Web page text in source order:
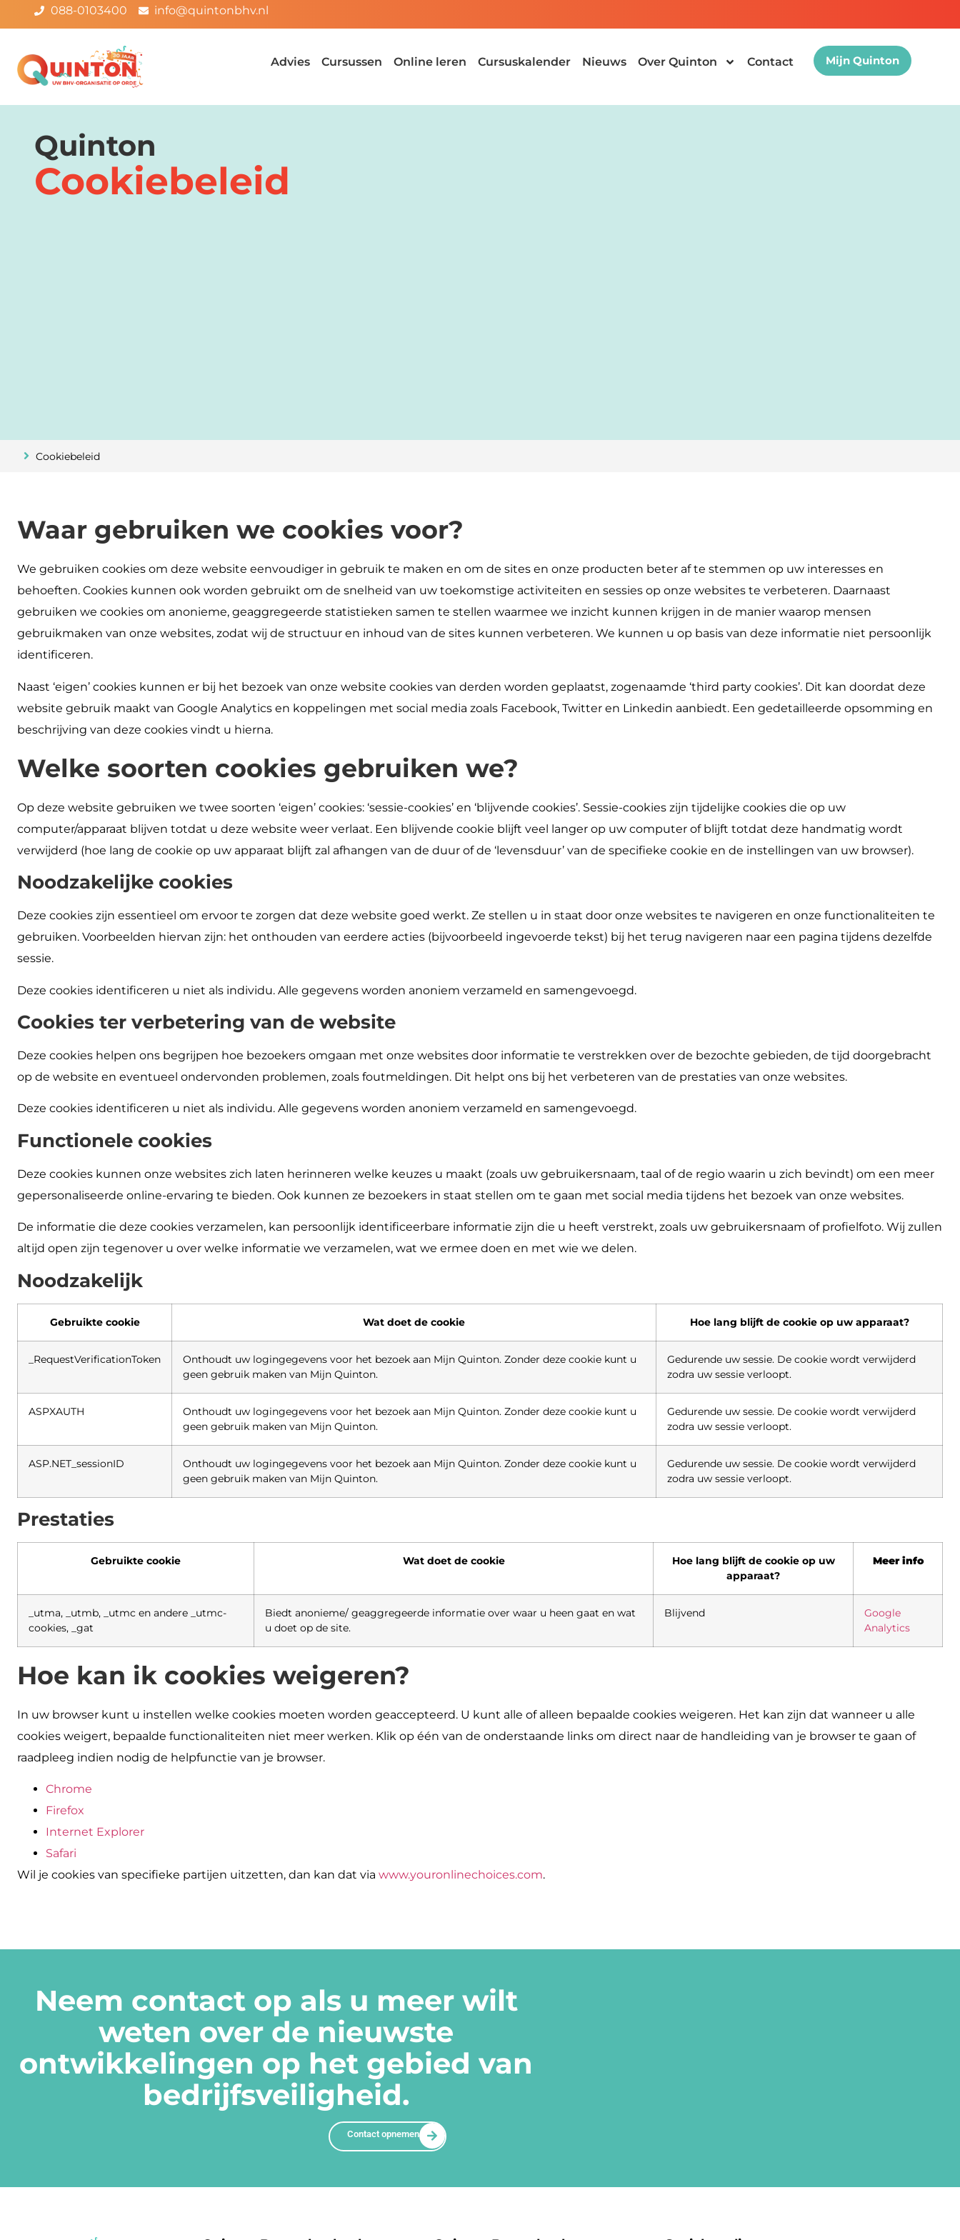
088-0103400 info@quintonbhv.nl
Advies Cursussen Online leren Cursuskalender Nieuws Over Quinton Contact Mijn Quinton
Cookiebeleid
Quinton
Cookiebeleid
Waar gebruiken we cookies voor?
We gebruiken cookies om deze website eenvoudiger in gebruik te maken en om de sites en onze producten beter af te stemmen op uw interesses en
behoeften. Cookies kunnen ook worden gebruikt om de snelheid van uw toekomstige activiteiten en sessies op onze websites te verbeteren. Daarnaast
gebruiken we cookies om anonieme, geaggregeerde statistieken samen te stellen waarmee we inzicht kunnen krijgen in de manier waarop mensen
gebruikmaken van onze websites, zodat wij de structuur en inhoud van de sites kunnen verbeteren. We kunnen u op basis van deze informatie niet persoonlijk
identificeren.
Naast ‘eigen’ cookies kunnen er bij het bezoek van onze website cookies van derden worden geplaatst, zogenaamde ‘third party cookies’. Dit kan doordat deze
website gebruik maakt van Google Analytics en koppelingen met social media zoals Facebook, Twitter en Linkedin aanbiedt. Een gedetailleerde opsomming en
beschrijving van deze cookies vindt u hierna.
Welke soorten cookies gebruiken we?
Op deze website gebruiken we twee soorten ‘eigen’ cookies: ‘sessie-cookies’ en ‘blijvende cookies’. Sessie-cookies zijn tijdelijke cookies die op uw
computer/apparaat blijven totdat u deze website weer verlaat. Een blijvende cookie blijft veel langer op uw computer of blijft totdat deze handmatig wordt
verwijderd (hoe lang de cookie op uw apparaat blijft zal afhangen van de duur of de ‘levensduur’ van de specifieke cookie en de instellingen van uw browser).
Noodzakelijke cookies
Deze cookies zijn essentieel om ervoor te zorgen dat deze website goed werkt. Ze stellen u in staat door onze websites te navigeren en onze functionaliteiten te
gebruiken. Voorbeelden hiervan zijn: het onthouden van eerdere acties (bijvoorbeeld ingevoerde tekst) bij het terug navigeren naar een pagina tijdens dezelfde
sessie.
Deze cookies identificeren u niet als individu. Alle gegevens worden anoniem verzameld en samengevoegd.
Cookies ter verbetering van de website
Deze cookies helpen ons begrijpen hoe bezoekers omgaan met onze websites door informatie te verstrekken over de bezochte gebieden, de tijd doorgebracht
op de website en eventueel ondervonden problemen, zoals foutmeldingen. Dit helpt ons bij het verbeteren van de prestaties van onze websites.
Deze cookies identificeren u niet als individu. Alle gegevens worden anoniem verzameld en samengevoegd.
Functionele cookies
Deze cookies kunnen onze websites zich laten herinneren welke keuzes u maakt (zoals uw gebruikersnaam, taal of de regio waarin u zich bevindt) om een meer
gepersonaliseerde online-ervaring te bieden. Ook kunnen ze bezoekers in staat stellen om te gaan met social media tijdens het bezoek van onze websites.
De informatie die deze cookies verzamelen, kan persoonlijk identificeerbare informatie zijn die u heeft verstrekt, zoals uw gebruikersnaam of profielfoto. Wij zullen
altijd open zijn tegenover u over welke informatie we verzamelen, wat we ermee doen en met wie we delen.
Noodzakelijk
Gebruikte cookie Wat doet de cookie Hoe lang blijft de cookie op uw apparaat?
_RequestVerificationToken
Onthoudt uw logingegevens voor het bezoek aan Mijn Quinton. Zonder deze cookie kunt u
geen gebruik maken van Mijn Quinton.
Gedurende uw sessie. De cookie wordt verwijderd
zodra uw sessie verloopt.
ASPXAUTH
Onthoudt uw logingegevens voor het bezoek aan Mijn Quinton. Zonder deze cookie kunt u
geen gebruik maken van Mijn Quinton.
Gedurende uw sessie. De cookie wordt verwijderd
zodra uw sessie verloopt.
ASP.NET_sessionID
Onthoudt uw logingegevens voor het bezoek aan Mijn Quinton. Zonder deze cookie kunt u
geen gebruik maken van Mijn Quinton.
Gedurende uw sessie. De cookie wordt verwijderd
zodra uw sessie verloopt.
Prestaties
Gebruikte cookie Wat doet de cookie
Hoe lang blijft de cookie op uw
apparaat?
Meer info
_utma, _utmb, _utmc en andere _utmc-
cookies, _gat
Biedt anonieme/ geaggregeerde informatie over waar u heen gaat en wat
u doet op de site.
Blijvend
Google
Analytics
Hoe kan ik cookies weigeren?
In uw browser kunt u instellen welke cookies moeten worden geaccepteerd. U kunt alle of alleen bepaalde cookies weigeren. Het kan zijn dat wanneer u alle
cookies weigert, bepaalde functionaliteiten niet meer werken. Klik op één van de onderstaande links om direct naar de handleiding van je browser te gaan of
raadpleeg indien nodig de helpfunctie van je browser.
Chrome
Firefox
Internet Explorer
Safari
Wil je cookies van specifieke partijen uitzetten, dan kan dat via www.youronlinechoices.com.
Neem contact op als u meer wilt
weten over de nieuwste
ontwikkelingen op het gebied van
bedrijfsveiligheid.
Contact opnemen